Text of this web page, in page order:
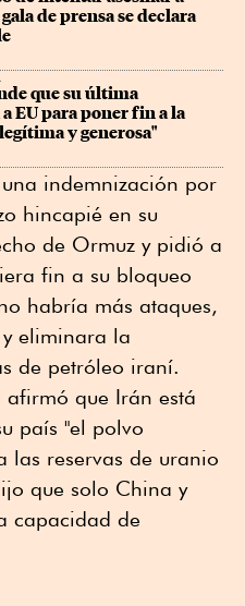
de prensa se declara
que su última
EU para poner fin a la
y generosa"
indemnización por
hincapié en su
de Ormuz y pidió a
fin a su bloqueo
habría más ataques,
eliminara la
de petróleo iraní.
afirmó que Irán está
país "el polvo
las reservas de uranio
que solo China y
capacidad de